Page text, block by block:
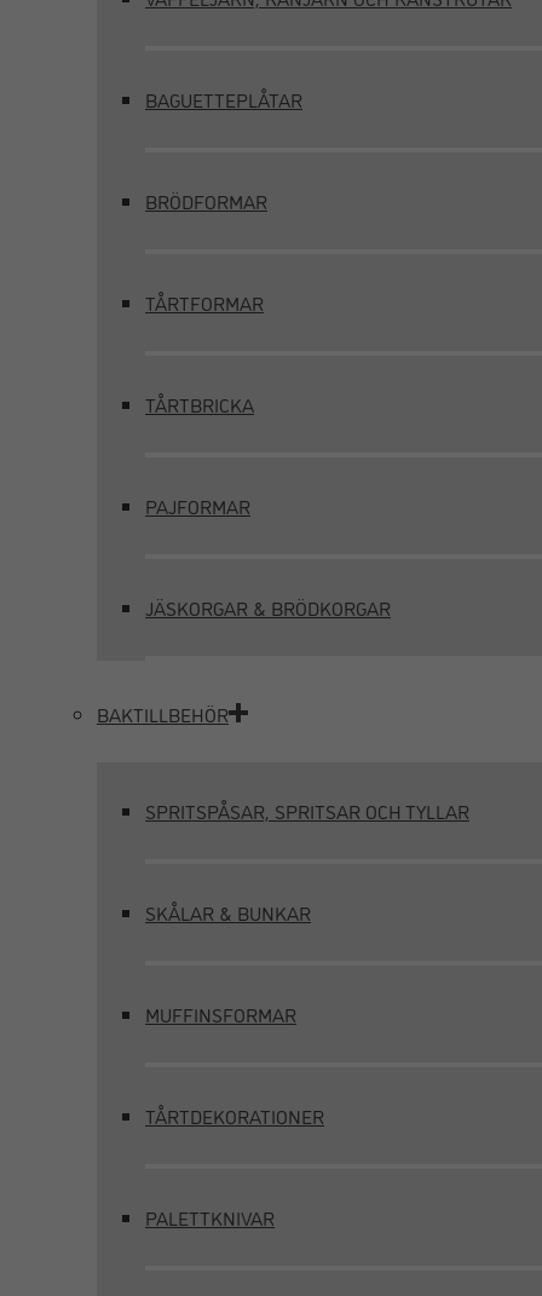
BAGUETTEPLÅTAR
BRÖDFORMAR
TÅRTFORMAR
TÅRTBRICKA
PAJFORMAR
JÄSKORGAR & BRÖDKORGAR
BAKTILLBEHÖR
SPRITSPÅSAR, SPRITSAR OCH TYLLAR
SKÅLAR & BUNKAR
MUFFINSFORMAR
TÅRTDEKORATIONER
PALETTKNIVAR